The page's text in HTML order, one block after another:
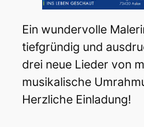
Ein wundervolle
tiefgründig und
drei neue Lieder von
musikalische
Herzliche Einladung!